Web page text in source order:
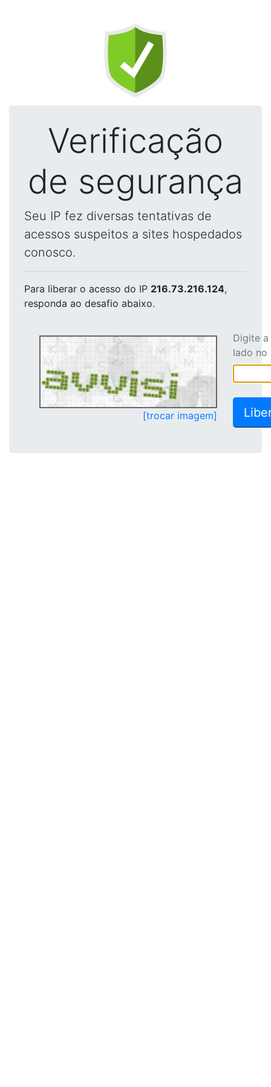
Verificação
de segurança
Seu IP fez diversas tentativas de
acessos suspeitos a sites hospedados
conosco.
Para liberar o acesso do IP 216.73.216.124,
responda ao desafio abaixo.
[trocar imagem]
Digite
lado no